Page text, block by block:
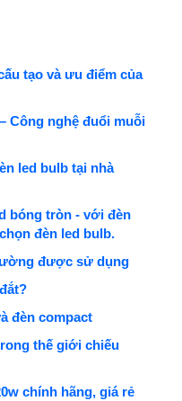
tạo và ưu điểm của
Công nghệ đuổi muỗi
led bulb tại nhà
bóng tròn - với đèn
đèn led bulb.
được sử dụng
đèn compact
thế giới chiếu
chính hãng, giá rẻ